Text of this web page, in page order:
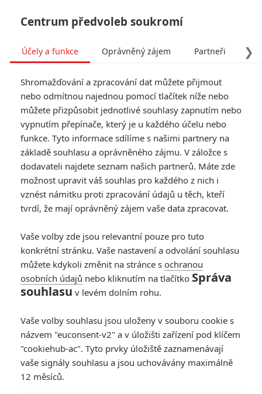
Paul Wernick
KOMENTÁŘE 0
PŘIDAT NOVÝ KOMENTÁŘ
Pro psaní komentářů, se přihlašte.
RECENZE FILMŮ
10
Recenze: Zcela výjimečná Gerta
Schnirch nebarví hnus českých dějin
Centrum předvoleb soukromí
❯
Účely a funkce Oprávněný zájem Partneři
Shromažďování a zpracování dat můžete přijmout
nebo odmítnou najednou pomocí tlačítek níže nebo
můžete přizpůsobit jednotlivé souhlasy zapnutím nebo
vypnutím přepínače, který je u každého účelu nebo
funkce. Tyto informace sdílíme s našimi partnery na
základě souhlasu a oprávněného zájmu. V záložce s
dodavateli najdete seznam našich partnerů. Máte zde
možnost upravit váš souhlas pro každého z nich i
vznést námitku proti zpracování údajů u těch, kteří
tvrdí, že mají oprávněný zájem vaše data zpracovat.
Vaše volby zde jsou relevantní pouze pro tuto
konkrétní stránku. Vaše nastavení a odvolání souhlasu
můžete kdykoli změnit na stránce s ochranou
osobních údajů nebo kliknutím na tlačítko Správa
souhlasu v levém dolním rohu.
Vaše volby souhlasu jsou uloženy v souboru cookie s
názvem "euconsent-v2" a v úložišti zařízení pod klíčem
"cookiehub-ac". Tyto prvky úložiště zaznamenávají
vaše signály souhlasu a jsou uchovávány maximálně
12 měsíců.